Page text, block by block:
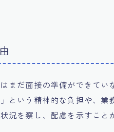
まだ面接の準備ができてい
という精神的な負担や、業
況を察し、配慮を示すこと